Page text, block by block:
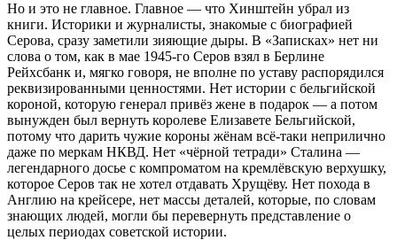
Но и это не главное. Главное — что Хинштейн убрал из
книги. Историки и журналисты, знакомые с биографией
Серова, сразу заметили зияющие дыры. В «Записках» нет ни
слова о том, как в мае 1945-го Серов взял в Берлине
Рейхсбанк и, мягко говоря, не вполне по уставу распорядился
реквизированными ценностями. Нет истории с бельгийской
короной, которую генерал привёз жене в подарок — а потом
вынужден был вернуть королеве Елизавете Бельгийской,
потому что дарить чужие короны жёнам всё-таки неприлично
даже по меркам НКВД. Нет «чёрной тетради» Сталина —
легендарного досье с компроматом на кремлёвскую верхушку,
которое Серов так не хотел отдавать Хрущёву. Нет похода в
Англию на крейсере, нет массы деталей, которые, по словам
знающих людей, могли бы перевернуть представление о
целых периодах советской истории.